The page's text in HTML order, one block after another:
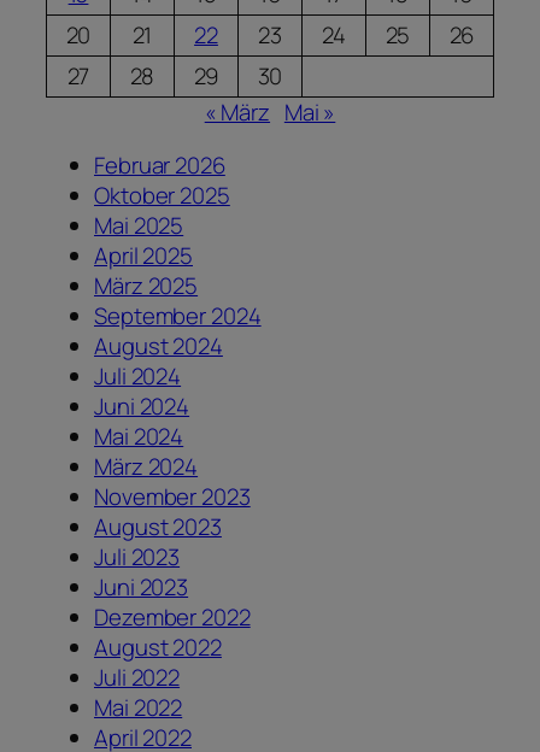
20
21 22 23 24 25
26
27
28 29
30
« März Mai »
Februar 2026
Oktober 2025
Mai 2025
April 2025
März 2025
September 2024
August 2024
Juli 2024
Juni 2024
Mai 2024
März 2024
November 2023
August 2023
Juli 2023
Juni 2023
Dezember 2022
August 2022
Juli 2022
Mai 2022
April 2022